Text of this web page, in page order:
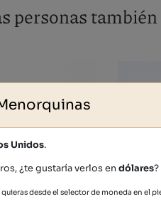
personas
Unidos.
¿te gustaría verlos endólares?
desde el selector de moneda en el